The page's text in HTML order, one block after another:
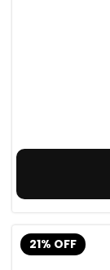
21% OFF